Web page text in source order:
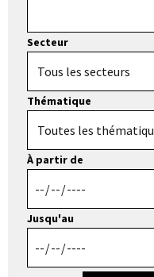
Secteur
Thématique
À partir de
Jusqu'au